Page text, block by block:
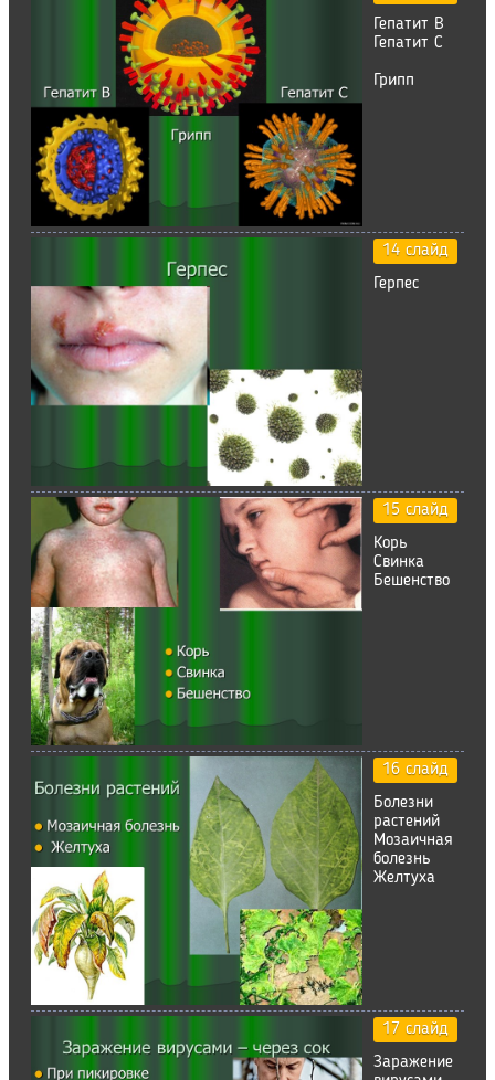
Гепатит В
Гепатит С
Грипп
14 слайд
Герпес
15 слайд
Корь
Свинка
Бешенство
16 слайд
Болезни
растений
Мозаичная
болезнь
Желтуха
17 слайд
Заражение